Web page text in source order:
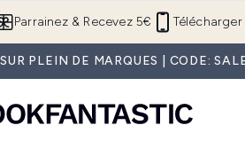
Passer au contenu principal
Télécharger
Parrainez & Recevez 5€
PLEIN DE MARQUES | CODE: